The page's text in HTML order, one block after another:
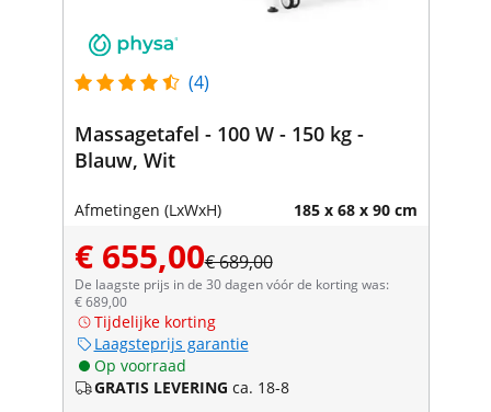
(4)
Massagetafel - 100 W - 150 kg -
Blauw, Wit
Afmetingen (LxWxH) 185 x 68 x 90 cm
€ 655,00€ 689,00
De laagste prijs in de 30 dagen vóór de korting was:
€ 689,00
Tijdelijke korting
Laagsteprijs garantie
Op voorraad
GRATIS LEVERING ca. 18-8